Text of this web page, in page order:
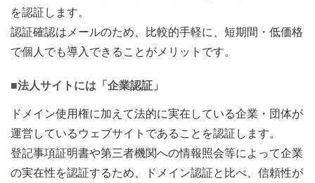
を認証します。
認証確認はメールのため、比較的手軽に、短期間・低価格
で個人でも導入できることがメリットです。
■法人サイトには「企業認証」
ドメイン使用権に加えて法的に実在している企業・団体が
運営しているウェブサイトであることを認証します。
登記事項証明書や第三者機関への情報照会等によって企業
の実在性を認証するため、ドメイン認証と比べ、信頼性が